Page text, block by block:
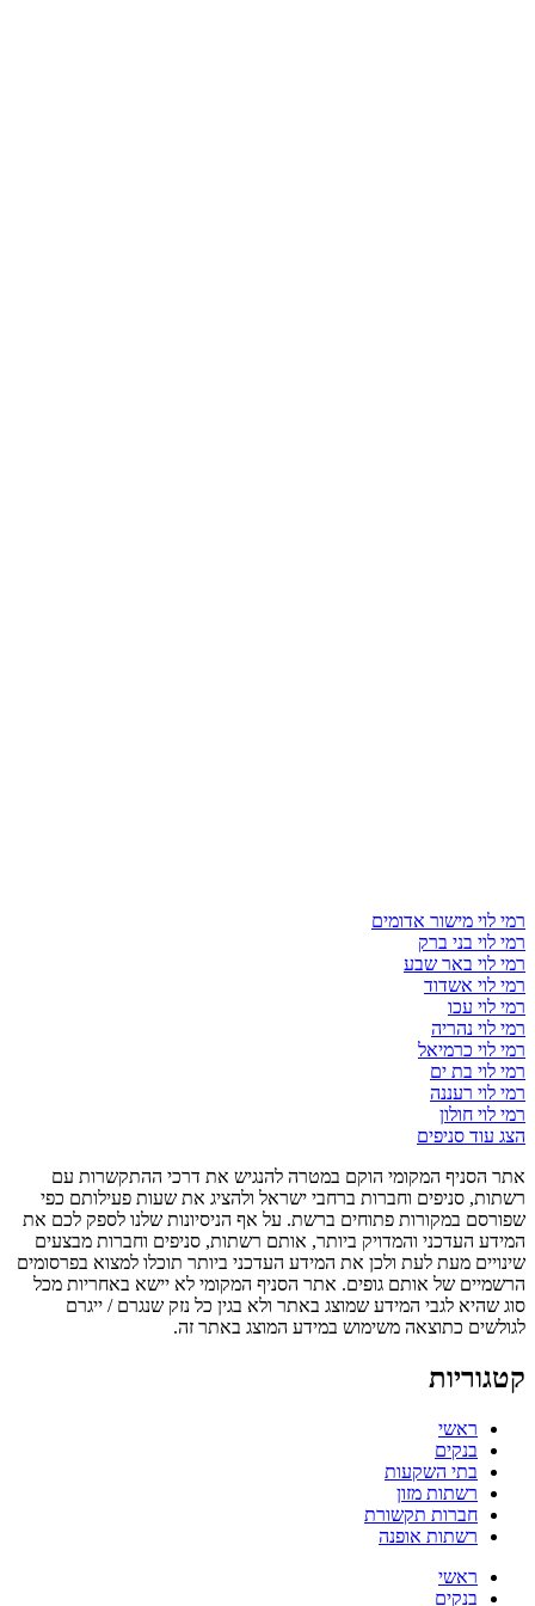
רמי לוי מישור אדומים
רמי לוי בני ברק
רמי לוי באר שבע
רמי לוי אשדוד
רמי לוי עכו
רמי לוי נהריה
רמי לוי כרמיאל
רמי לוי בת ים
רמי לוי רעננה
רמי לוי חולון
הצג עוד סניפים
אתר הסניף המקומי הוקם במטרה להנגיש את דרכי ההתקשרות עם
רשתות, סניפים וחברות ברחבי ישראל ולהציג את שעות פעילותם כפי
שפורסם במקורות פתוחים ברשת. על אף הניסיונות שלנו לספק לכם את
המידע העדכני והמדויק ביותר, אותם רשתות, סניפים וחברות מבצעים
שינויים מעת לעת ולכן את המידע העדכני ביותר תוכלו למצוא בפרסומים
הרשמיים של אותם גופים. אתר הסניף המקומי לא יישא באחריות מכל
סוג שהיא לגבי המידע שמוצג באתר ולא בגין כל נזק שנגרם / ייגרם
לגולשים כתוצאה משימוש במידע המוצג באתר זה.
קטגוריות
ראשי
בנקים
בתי השקעות
רשתות מזון
חברות תקשורת
רשתות אופנה
ראשי
בנקים